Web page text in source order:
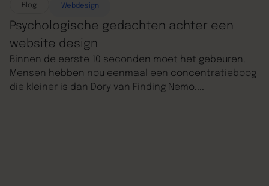
Blog Webdesign
Psychologische gedachten achter een
website design
Binnen de eerste 10 seconden moet het gebeuren.
Mensen hebben nou eenmaal een concentratieboog
die kleiner is dan Dory van Finding Nemo....